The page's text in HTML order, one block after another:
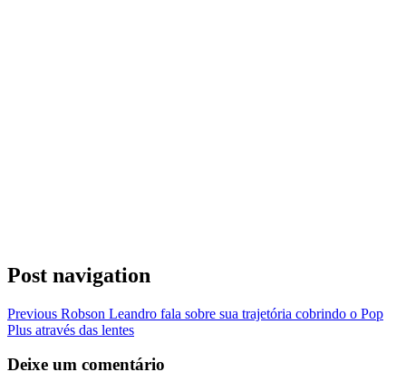
Post navigation
Previous Robson Leandro fala sobre sua trajetória cobrindo o Pop
Plus através das lentes
Deixe um comentário